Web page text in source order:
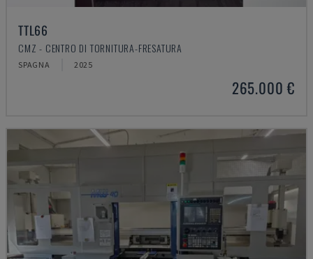
TTL66
CMZ - CENTRO DI TORNITURA-FRESATURA
SPAGNA 2025
265.000 €